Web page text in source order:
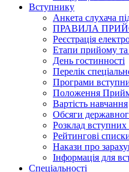
Вступнику
Анкета слухача
ПРАВИЛА
Реєстрація
Етапи прийому та
День гостинності
Перелік
Програми
Положення
Вартість навчання
Обсяги
Розклад
Рейтингові
Накази про
Інформація для
Спеціальності